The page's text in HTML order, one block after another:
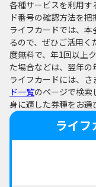
各種サービスを利用
ド番号の確認方法を把
ライフカードでは、本
るので、ぜひご活用
度無料で、年1回以上
た場合などは、翌年の
ライフカードには、さ
ド一覧のページで検索
身に適した券種をお選
ライフ